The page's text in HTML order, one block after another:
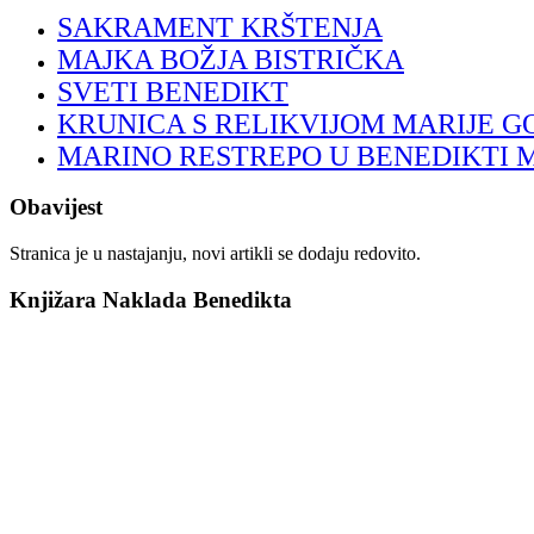
SAKRAMENT KRŠTENJA
MAJKA BOŽJA BISTRIČKA
SVETI BENEDIKT
KRUNICA S RELIKVIJOM MARIJE
MARINO RESTREPO U BENEDIKTI
Obavijest
Stranica je u nastajanju, novi artikli se dodaju redovito.
Knjižara Naklada Benedikta